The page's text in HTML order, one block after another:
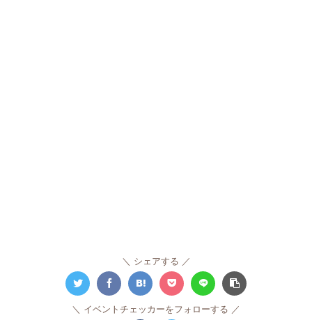
シェアする
イベントチェッカーをフォローする